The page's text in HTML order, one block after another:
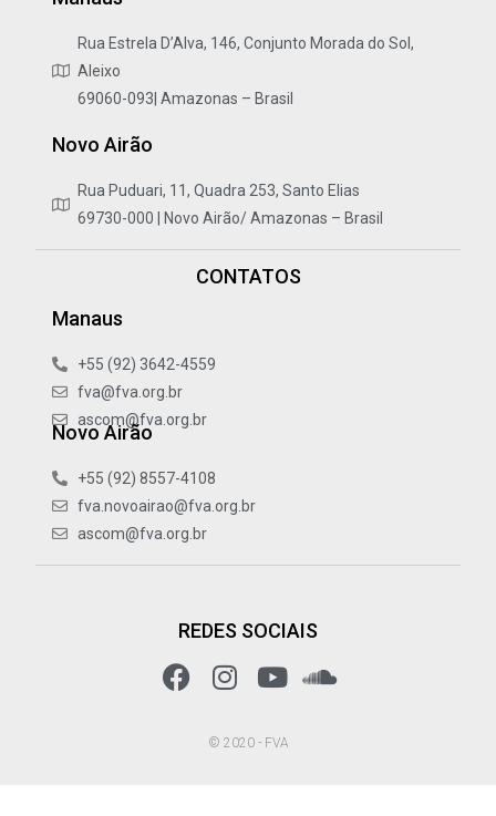
Rua Estrela D’Alva, 146, Conjunto Morada do Sol,
Aleixo
69060-093| Amazonas – Brasil
Novo Airão
Rua Puduari, 11, Quadra 253, Santo Elias
69730-000 | Novo Airão/ Amazonas – Brasil
CONTATOS
Manaus
+55 (92) 3642-4559
fva@fva.org.br
ascom@fva.org.br
Novo Airão
+55 (92) 8557-4108
fva.novoairao@fva.org.br
ascom@fva.org.br
REDES SOCIAIS
© 2020 - FVA